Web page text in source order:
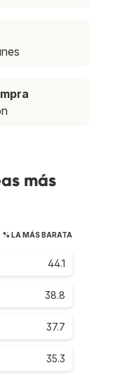
más
% LA MÁS BARATA
44.1
38.8
37.7
35.3